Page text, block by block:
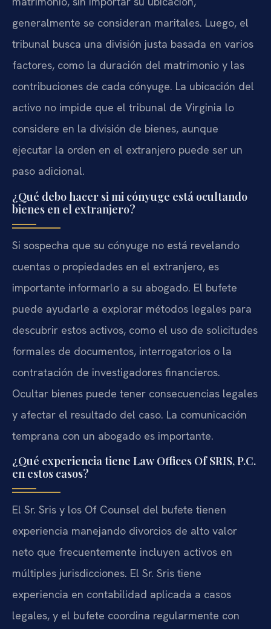
generalmente se consideran maritales. Luego, el
tribunal busca una división justa basada en varios
factores, como la duración del matrimonio y las
contribuciones de cada cónyuge. La ubicación del
activo no impide que el tribunal de Virginia lo
considere en la división de bienes, aunque
ejecutar la orden en el extranjero puede ser un
paso adicional.
¿Qué debo hacer si mi cónyuge está ocultando
bienes en el extranjero?
Si sospecha que su cónyuge no está revelando
cuentas o propiedades en el extranjero, es
importante informarlo a su abogado. El bufete
puede ayudarle a explorar métodos legales para
descubrir estos activos, como el uso de solicitudes
formales de documentos, interrogatorios o la
contratación de investigadores financieros.
Ocultar bienes puede tener consecuencias legales
y afectar el resultado del caso. La comunicación
temprana con un abogado es importante.
¿Qué experiencia tiene Law Offices Of SRIS, P.C.
en estos casos?
El Sr. Sris y los Of Counsel del bufete tienen
experiencia manejando divorcios de alto valor
neto que frecuentemente incluyen activos en
múltiples jurisdicciones. El Sr. Sris tiene
experiencia en contabilidad aplicada a casos
legales, y el bufete coordina regularmente con